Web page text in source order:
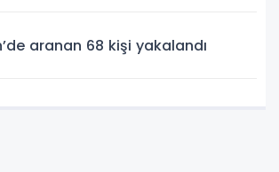
aranan 68 kişi yakalandı